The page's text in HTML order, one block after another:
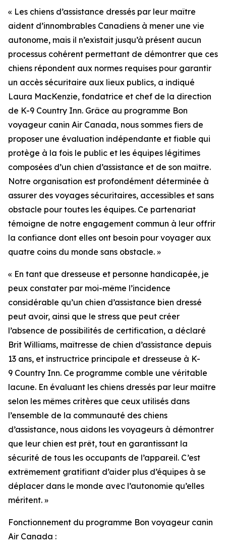
« Les chiens d’assistance dressés par leur maître
aident d’innombrables Canadiens à mener une vie
autonome, mais il n’existait jusqu’à présent aucun
processus cohérent permettant de démontrer que ces
chiens répondent aux normes requises pour garantir
un accès sécuritaire aux lieux publics, a indiqué
Laura MacKenzie, fondatrice et chef de la direction
de K-9 Country Inn. Grâce au programme Bon
voyageur canin Air Canada, nous sommes fiers de
proposer une évaluation indépendante et fiable qui
protège à la fois le public et les équipes légitimes
composées d’un chien d’assistance et de son maître.
Notre organisation est profondément déterminée à
assurer des voyages sécuritaires, accessibles et sans
obstacle pour toutes les équipes. Ce partenariat
témoigne de notre engagement commun à leur offrir
la confiance dont elles ont besoin pour voyager aux
quatre coins du monde sans obstacle. »
« En tant que dresseuse et personne handicapée, je
peux constater par moi-même l’incidence
considérable qu’un chien d’assistance bien dressé
peut avoir, ainsi que le stress que peut créer
l’absence de possibilités de certification, a déclaré
Brit Williams, maîtresse de chien d’assistance depuis
13 ans, et instructrice principale et dresseuse à K-
9 Country Inn. Ce programme comble une véritable
lacune. En évaluant les chiens dressés par leur maître
selon les mêmes critères que ceux utilisés dans
l’ensemble de la communauté des chiens
d’assistance, nous aidons les voyageurs à démontrer
que leur chien est prêt, tout en garantissant la
sécurité de tous les occupants de l’appareil. C’est
extrêmement gratifiant d’aider plus d’équipes à se
déplacer dans le monde avec l’autonomie qu’elles
méritent. »
Fonctionnement du programme Bon voyageur canin
Air Canada :